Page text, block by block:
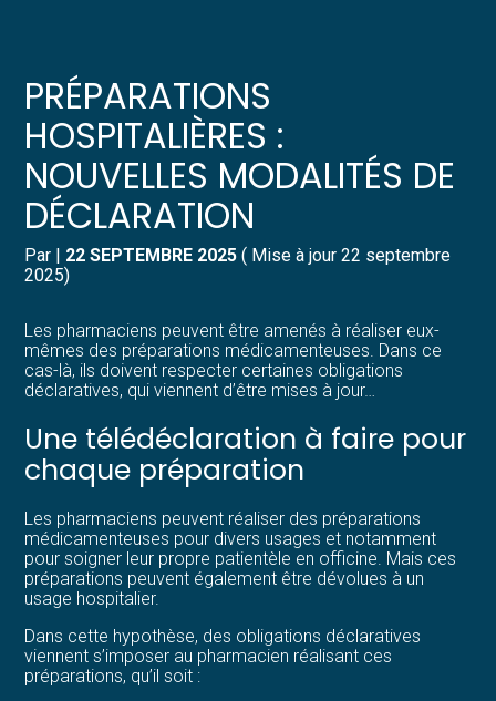
Gérer votre quotidien
Piloter votre entreprise
Développer votre entreprise
Construire votre patrimoine
Structurer votre croissance
Être prêt pour la facturation
Suivre votre comptabilité
Gérer vos ressources humaines
Dématérialiser vos documents
PRÉPARATIONS
HOSPITALIÈRES :
NOUVELLES MODALITÉS DE
DÉCLARATION
Par | 22 SEPTEMBRE 2025 ( Mise à jour 22 septembre
2025)
Les pharmaciens peuvent être amenés à réaliser eux-
mêmes des préparations médicamenteuses. Dans ce
cas-là, ils doivent respecter certaines obligations
déclaratives, qui viennent d’être mises à jour…
Une télédéclaration à faire pour
chaque préparation
Les pharmaciens peuvent réaliser des préparations
médicamenteuses pour divers usages et notamment
pour soigner leur propre patientèle en officine. Mais ces
préparations peuvent également être dévolues à un
usage hospitalier.
Dans cette hypothèse, des obligations déclaratives
viennent s’imposer au pharmacien réalisant ces
préparations, qu’il soit :